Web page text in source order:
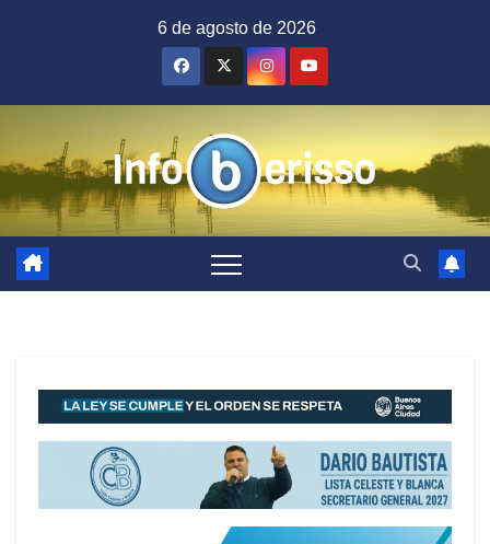
6 de agosto de 2026